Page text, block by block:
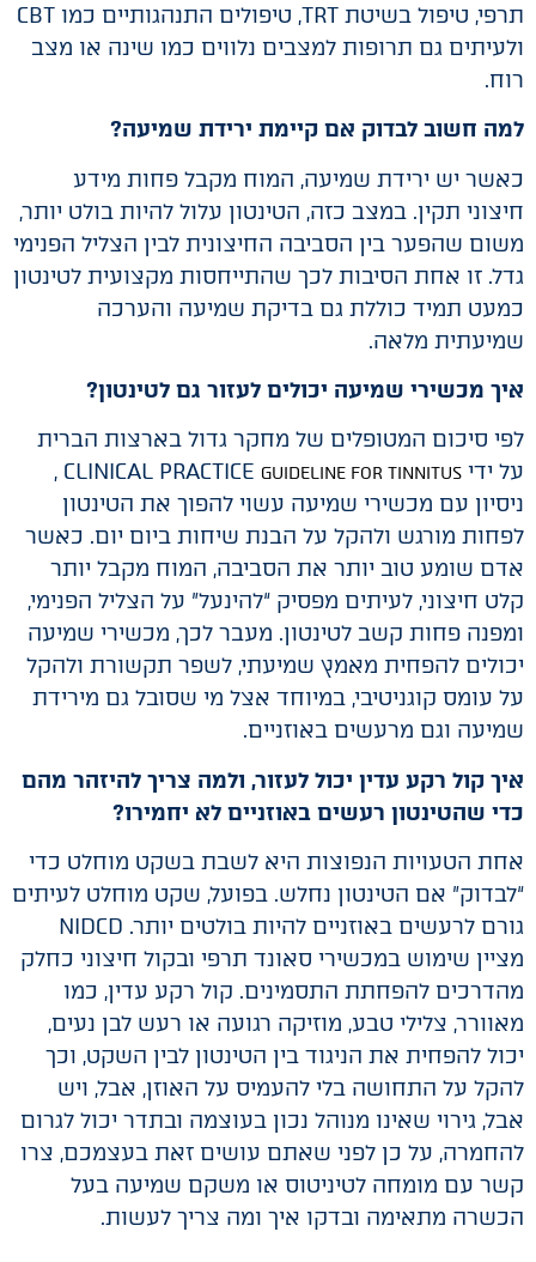
תרפי, טיפול בשיטת TRT, טיפולים התנהגותיים כמו CBT
ולעיתים גם תרופות למצבים נלווים כמו שינה או מצב
רוח.
למה חשוב לבדוק אם קיימת ירידת שמיעה?
כאשר יש ירידת שמיעה, המוח מקבל פחות מידע
חיצוני תקין. במצב כזה, הטינטון עלול להיות בולט יותר,
משום שהפער בין הסביבה החיצונית לבין הצליל הפנימי
גדל. זו אחת הסיבות לכך שהתייחסות מקצועית לטינטון
כמעט תמיד כוללת גם בדיקת שמיעה והערכה
שמיעתית מלאה.
איך מכשירי שמיעה יכולים לעזור גם לטינטון?
לפי סיכום המטופלים של מחקר גדול בארצות הברית
על ידי CLINICAL PRACTICE GUIDELINE FOR TINNITUS
,
ניסיון עם מכשירי שמיעה עשוי להפוך את הטינטון
לפחות מורגש ולהקל על הבנת שיחות ביום יום. כאשר
אדם שומע טוב יותר את הסביבה, המוח מקבל יותר
קלט חיצוני, לעיתים מפסיק “להינעל” על הצליל הפנימי,
ומפנה פחות קשב לטינטון. מעבר לכך, מכשירי שמיעה
יכולים להפחית מאמץ שמיעתי, לשפר תקשורת ולהקל
על עומס קוגניטיבי, במיוחד אצל מי שסובל גם מירידת
שמיעה וגם מרעשים באוזניים.
איך קול רקע עדין יכול לעזור, ולמה צריך להיזהר מהם
כדי שהטינטון רעשים באוזניים לא יחמירו?
אחת הטעויות הנפוצות היא לשבת בשקט מוחלט כדי
“לבדוק” אם הטינטון נחלש. בפועל, שקט מוחלט לעיתים
גורם לרעשים באוזניים להיות בולטים יותר. NIDCD
מציין שימוש במכשירי סאונד תרפי ובקול חיצוני כחלק
מהדרכים להפחתת התסמינים. קול רקע עדין, כמו
מאוורר, צלילי טבע, מוזיקה רגועה או רעש לבן נעים,
יכול להפחית את הניגוד בין הטינטון לבין השקט, וכך
להקל על התחושה בלי להעמיס על האוזן, אבל, ויש
אבל, גירוי שאינו מנוהל נכון בעוצמה ובתדר יכול לגרום
להחמרה, על כן לפני שאתם עושים זאת בעצמכם, צרו
קשר עם מומחה לטיניטוס או משקם שמיעה בעל
הכשרה מתאימה ובדקו איך ומה צריך לעשות.